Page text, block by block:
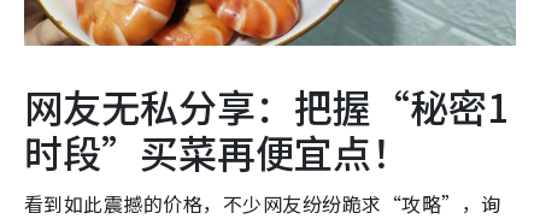
网友无私分享：把握“秘密1
时段”买菜再便宜点！
看到如此震撼的价格，不少网友纷纷跪求“攻略”，询